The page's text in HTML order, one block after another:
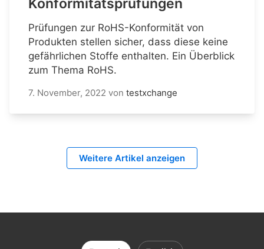
Konformitätsprüfungen
Prüfungen zur RoHS-Konformität von
Produkten stellen sicher, dass diese keine
gefährlichen Stoffe enthalten. Ein Überblick
zum Thema RoHS.
7. November, 2022 von testxchange
Weitere Artikel anzeigen